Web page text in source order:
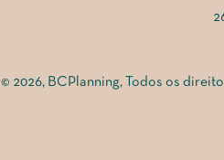
© 2026, BCPlanning, Todos os